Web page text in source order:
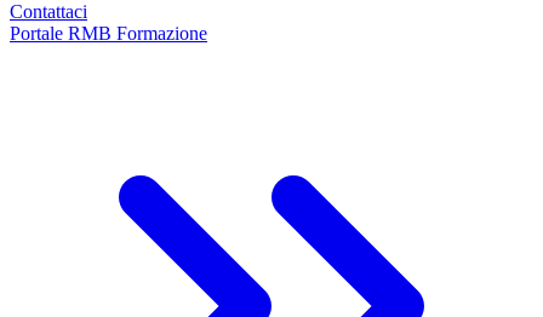
Contattaci
Portale RMB Formazione